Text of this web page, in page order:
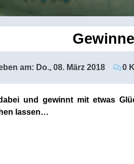
am: Do., 08. März 2018 0
und gewinnt mit etwas
lassen…